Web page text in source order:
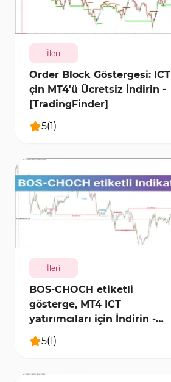
8712 0
İleri
Order Block Göstergesi: ICT
çin MT4'ü Ücretsiz İndirin -
[TradingFinder]
5(1)
İleri
BOS-CHOCH etiketli
gösterge, MT4 ICT
yatırımcıları için İndirin -
Ücretsiz
5(1 )